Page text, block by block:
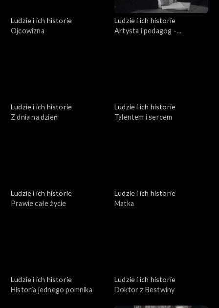
Ludzie i ich historie
Ojcowizna
Ludzie i ich historie
Artysta i pedagog -
Ludzie i ich historie
Z dnia na dzień
Ludzie i ich historie
Talentem i sercem
Ludzie i ich historie
Prawie całe życie
Ludzie i ich historie
Matka
Ludzie i ich historie
Historia jednego pomnika
Ludzie i ich historie
Doktor z Bestwiny